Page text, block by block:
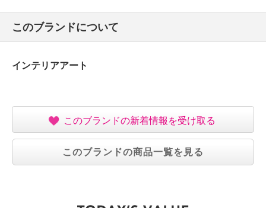
このブランドについて
インテリアアート
このブランドの新着情報を受け取る
このブランドの商品一覧を見る